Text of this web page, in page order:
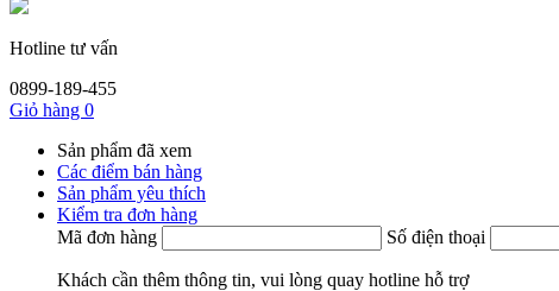
Hotline tư vấn
0899-189-455
Giỏ hàng 0
Sản phẩm đã xem
Các điểm bán hàng
Sản phẩm yêu thích
Kiểm tra đơn hàng
Mã đơn hàng
Số điện thoại
Khách cần thêm thông tin, vui lòng quay hotline hỗ trợ